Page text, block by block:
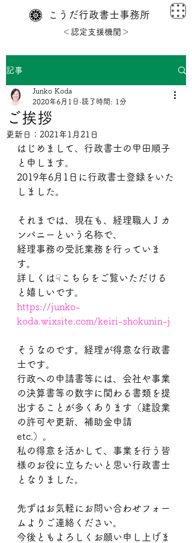
こうだ行政書士事務所
＜認定支援機関＞
記事
ご挨拶
Junko Koda
2020年6月1日 読了時間: 1分
更新日： 2021年1月21日
はじめまして、行政書士の甲田順子
と申します。
2019年6月1日に行政書士登録をいた
しました。
それまでは、現在も、経理職人Ｊカ
ンパニーという名称で、
経理事務の受託業務を行っていま
す。
詳しくは☟こちらをご覧いただける
と嬉しいです。
https://junko-
koda.wixsite.com/keiri-shokunin-j
そうなのです。経理が得意な行政書
士です。
行政への申請書等には、会社や事業
の決算書等の数字に関わる書類を提
出することが多くあります（建設業
の許可や更新、補助金申請
etc.）。
私の得意を活かして、事業を行う皆
様のお役に立ちたいと思い行政書士
となりました。
先ずはお気軽にお問い合わせフォー
ムよりご連絡ください。
今後ともよろしくお願い申し上げま